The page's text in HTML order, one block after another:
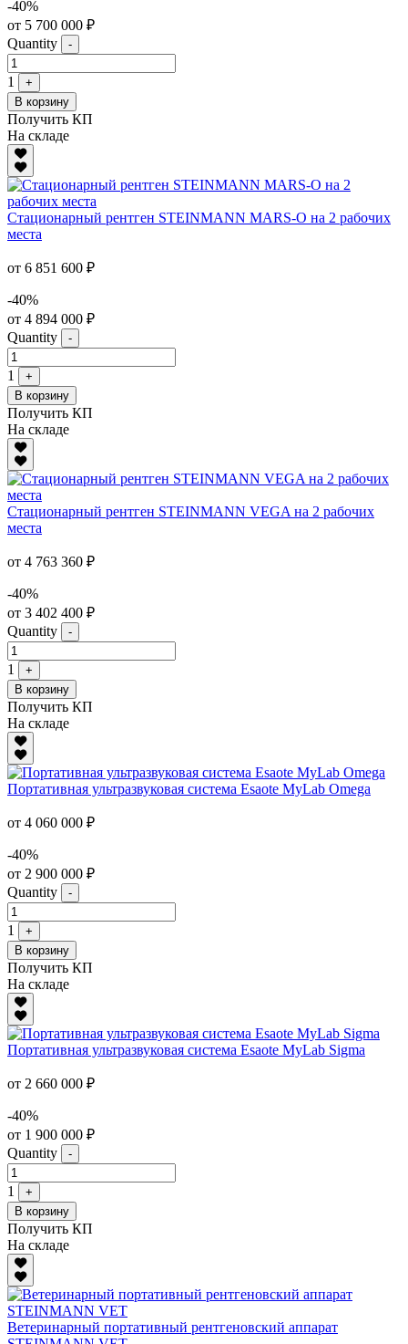
-40%
от 5 700 000 ₽
Quantity
-
1
+
В корзину
Получить КП
На складе
Стационарный рентген STEINMANN MARS-O на 2 рабочих
места
от 6 851 600 ₽
-40%
от 4 894 000 ₽
Quantity
-
1
+
В корзину
Получить КП
На складе
Стационарный рентген STEINMANN VEGA на 2 рабочих
места
от 4 763 360 ₽
-40%
от 3 402 400 ₽
Quantity
-
1
+
В корзину
Получить КП
На складе
Портативная ультразвуковая система Esaote MyLab Omega
от 4 060 000 ₽
-40%
от 2 900 000 ₽
Quantity
-
1
+
В корзину
Получить КП
На складе
Портативная ультразвуковая система Esaote MyLab Sigma
от 2 660 000 ₽
-40%
от 1 900 000 ₽
Quantity
-
1
+
В корзину
Получить КП
На складе
Ветеринарный портативный рентгеновский аппарат